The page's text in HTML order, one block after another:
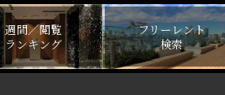
週間／閲覧
ランキング
フリーレント
検索